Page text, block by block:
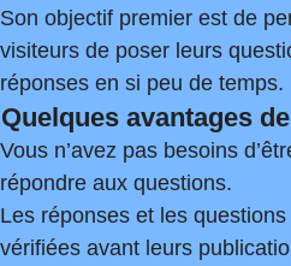
Son objectif premier est de
visiteurs de poser leurs
réponses en si peu de temps.
Quelques avantages
Vous n’avez pas besoins
répondre aux questions.
Les réponses et les
vérifiées avant leurs